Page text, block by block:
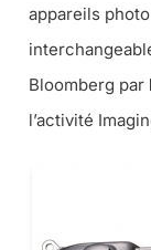
appareils
Bloomberg par
l’activité